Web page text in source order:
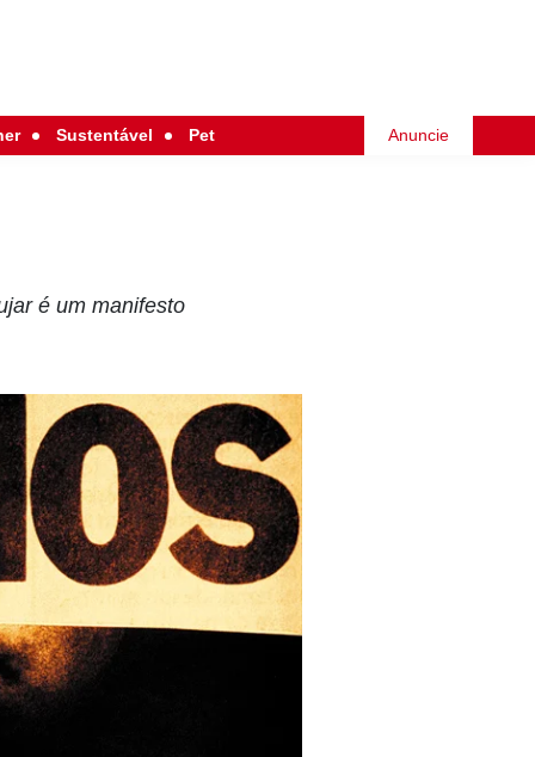
Sustentável Pet Anuncie
é um manifesto